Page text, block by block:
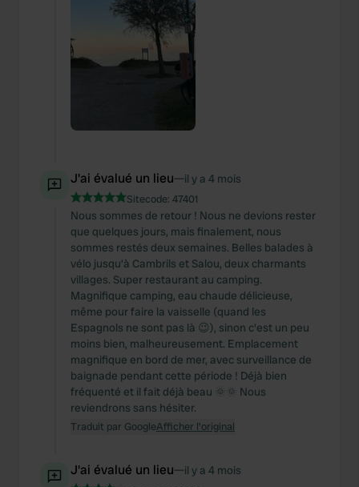
J'ai évalué un lieu—il y a 4 mois
Sitecode: 47401
Nous sommes de retour ! Nous ne devions rester
que quelques jours, mais finalement, nous
sommes restés deux semaines. Belles balades à
vélo jusqu'à Cambrils et Salou, deux charmants
villages. Super restaurant au camping.
Magnifique camping, eau chaude délicieuse,
même pour faire la vaisselle (quand les
Espagnols ne sont pas là 😉), sinon c'est un peu
moins bien, malheureusement. Emplacement
magnifique en bord de mer, avec surveillance de
baignade pendant cette période ! Déjà bien
fréquenté et il fait déjà beau 🌞🌞 Nous
reviendrons sans hésiter.
Traduit par GoogleAfficher l'original
J'ai évalué un lieu—il y a 4 mois